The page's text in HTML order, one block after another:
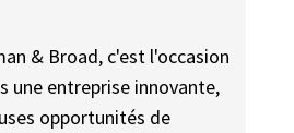
& Broad, c'est l'occasion
une entreprise innovante,
opportunités de